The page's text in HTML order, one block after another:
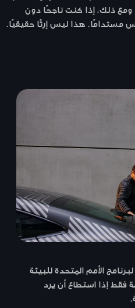
ذلك، إذا كنت ناجحًا دون
مستدامًا. هذا ليس إرثًا حقيقيًا.
الأمم المتحدة للبيئة
له قيمة فقط إذا استطاع أن يرد